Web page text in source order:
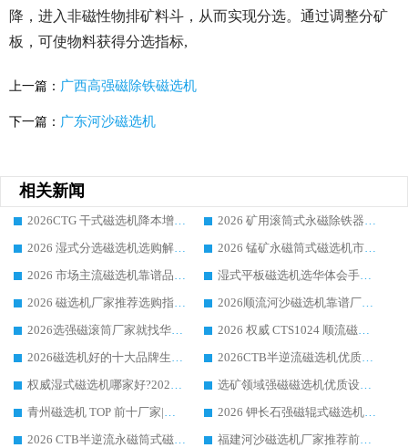
降，进入非磁性物排矿料斗，从而实现分选。通过调整分矿
板，可使物料获得分选指标,
上一篇： 广西高强磁除铁磁选机
下一篇： 广东河沙磁选机
相关新闻
2026CTG 干式磁选机降本增效选购指南 选矿行业口碑稳定专业生产强者盘点
2026 矿用滚筒式永磁除铁器厂家榜单 行业实力派源头厂商选购干货指南
2026 湿式分选磁选机选购解析，华体会手机网页版-华体会(中国) 设备综合实力详解
2026 锰矿永磁筒式磁选机市场主流客户推荐生产厂家口碑精选
2026 市场主流磁选机靠谱品牌推荐 案例厂家华体会手机网页版-华体会(中国) 大众倾心之选
湿式平板磁选机选华体会手机网页版-华体会(中国) _2026靠谱厂家收获各地客户良好评价
2026 磁选机厂家推荐选购指南，实地走访参考华体会手机网页版-华体会(中国) 合作口碑表现
2026顺流河沙磁选机靠谱厂家推荐 华体会手机网页版-华体会(中国) 实力口碑精选
2026选强磁滚筒厂家就找华体会手机网页版-华体会(中国) _口碑过硬用料扎实_性价比优势突出
2026 权威 CTS1024 顺流磁选机精选生产厂家优质设备推荐
2026磁选机好的十大品牌生产厂家排名|华体会手机网页版-华体会(中国) 凭实力入磅
2026CTB半逆流磁选机优质厂家推荐：华体会手机网页版-华体会(中国) ，行业标杆生产厂家
权威湿式磁选机哪家好?2026 实测榜单出炉，潍坊华体会手机网页版-华体会(中国) 大厂实力领跑
选矿领域强磁磁选机优质设备推荐榜 TOP1：潍坊华体会手机网页版-华体会(中国) 凭实力出圈
青州磁选机 TOP 前十厂家|靠谱品牌怎么选?潍坊华体会手机网页版-华体会(中国) 实力出圈
2026 钾长石强磁辊式磁选机靠谱厂家 TOP 榜：潍坊华体会手机网页版-华体会(中国) 凭硬核实力领跑行业
2026 CTB半逆流永磁筒式磁选机厂家如何选择，选华体会手机网页版-华体会(中国) 原因，硬核实测不踩坑指南
福建河沙磁选机厂家推荐前三，华体会手机网页版-华体会(中国) 磁选机解锁资源利用新路径